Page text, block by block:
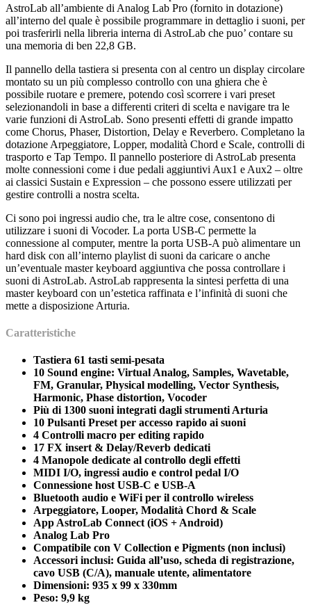
AstroLab all’ambiente di Analog Lab Pro (fornito in dotazione)
all’interno del quale è possibile programmare in dettaglio i suoni, per
poi trasferirli nella libreria interna di AstroLab che puo’ contare su
una memoria di ben 22,8 GB.
Il pannello della tastiera si presenta con al centro un display circolare
montato su un più complesso controllo con una ghiera che è
possibile ruotare e premere, potendo così scorrere i vari preset
selezionandoli in base a differenti criteri di scelta e navigare tra le
varie funzioni di AstroLab. Sono presenti effetti di grande impatto
come Chorus, Phaser, Distortion, Delay e Reverbero. Completano la
dotazione Arpeggiatore, Lopper, modalità Chord e Scale, controlli di
trasporto e Tap Tempo. Il pannello posteriore di AstroLab presenta
molte connessioni come i due pedali aggiuntivi Aux1 e Aux2 – oltre
ai classici Sustain e Expression – che possono essere utilizzati per
gestire controlli a nostra scelta.
Ci sono poi ingressi audio che, tra le altre cose, consentono di
utilizzare i suoni di Vocoder. La porta USB-C permette la
connessione al computer, mentre la porta USB-A può alimentare un
hard disk con all’interno playlist di suoni da caricare o anche
un’eventuale master keyboard aggiuntiva che possa controllare i
suoni di AstroLab. AstroLab rappresenta la sintesi perfetta di una
master keyboard con un’estetica raffinata e l’infinità di suoni che
mette a disposizione Arturia.
Caratteristiche
Tastiera 61 tasti semi-pesata
10 Sound engine: Virtual Analog, Samples, Wavetable,
FM, Granular, Physical modelling, Vector Synthesis,
Harmonic, Phase distortion, Vocoder
Più di 1300 suoni integrati dagli strumenti Arturia
10 Pulsanti Preset per accesso rapido ai suoni
4 Controlli macro per editing rapido
17 FX insert & Delay/Reverb dedicati
4 Manopole dedicate al controllo degli effetti
MIDI I/O, ingressi audio e control pedal I/O
Connessione host USB-C e USB-A
Bluetooth audio e WiFi per il controllo wireless
Arpeggiatore, Looper, Modalità Chord & Scale
App AstroLab Connect (iOS + Android)
Analog Lab Pro
Compatibile con V Collection e Pigments (non inclusi)
Accessori inclusi: Guida all’uso, scheda di registrazione,
cavo USB (C/A), manuale utente, alimentatore
Dimensioni: 935 x 99 x 330mm
Peso: 9,9 kg